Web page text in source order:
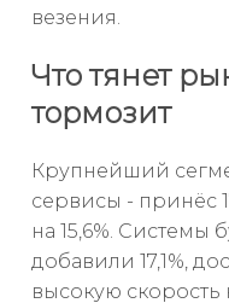
везения.
Что тянет
тормозит
Крупнейший
сервисы - принёс
на 15,6%. Системы
добавили 17,1%,
высокую